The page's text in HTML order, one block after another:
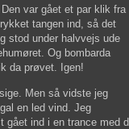
var gået et par klik fra
tangen ind, så det
stod under halvvejs ude
Og bombarda
da prøvet. Igen!
Men så vidste jeg
en led vind. Jeg
ind i en trance med